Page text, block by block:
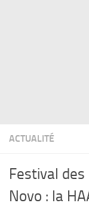
ACTUALITÉ
Festival
Novo : la